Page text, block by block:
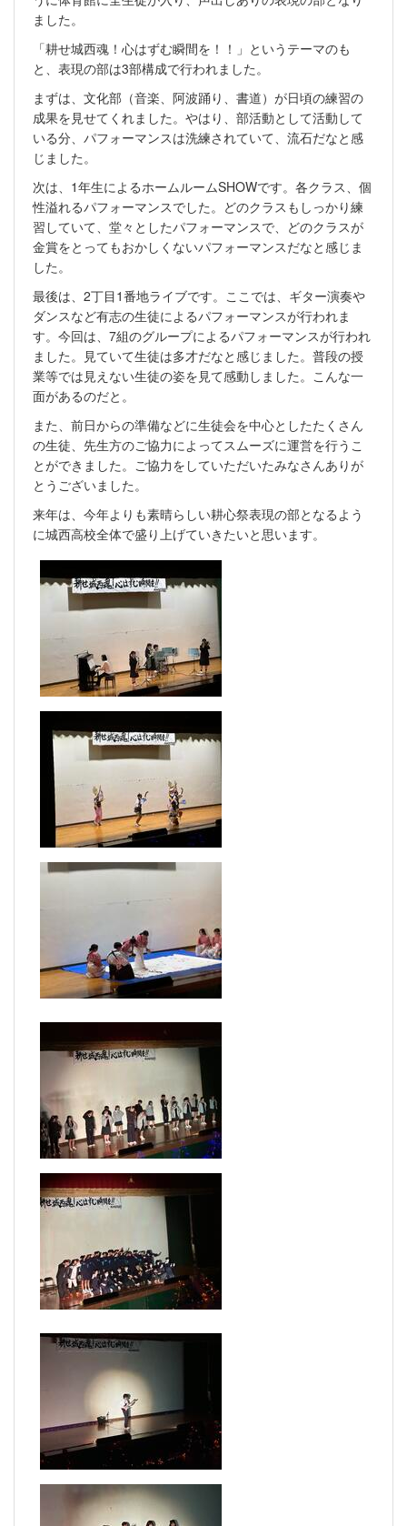
ました。
「耕せ城西魂！心はずむ瞬間を！！」というテーマのも
と、表現の部は3部構成で行われました。
まずは、文化部（音楽、阿波踊り、書道）が日頃の練習の
成果を見せてくれました。やはり、部活動として活動して
いる分、パフォーマンスは洗練されていて、流石だなと感
じました。
次は、1年生によるホームルームSHOWです。各クラス、個
性溢れるパフォーマンスでした。どのクラスもしっかり練
習していて、堂々としたパフォーマンスで、どのクラスが
金賞をとってもおかしくないパフォーマンスだなと感じま
した。
最後は、2丁目1番地ライブです。ここでは、ギター演奏や
ダンスなど有志の生徒によるパフォーマンスが行われま
す。今回は、7組のグループによるパフォーマンスが行われ
ました。見ていて生徒は多才だなと感じました。普段の授
業等では見えない生徒の姿を見て感動しました。こんな一
面があるのだと。
また、前日からの準備などに生徒会を中心としたたくさん
の生徒、先生方のご協力によってスムーズに運営を行うこ
とができました。ご協力をしていただいたみなさんありが
とうございました。
来年は、今年よりも素晴らしい耕心祭表現の部となるよう
に城西高校全体で盛り上げていきたいと思います。